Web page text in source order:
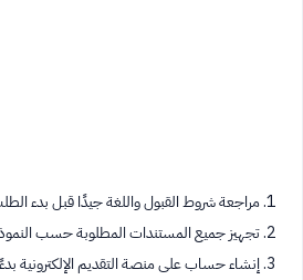
مراجعة شروط القبول واللغة جيدًا قبل بدء
تجهيز جميع المستندات المطلوبة حسب
إنشاء حساب على منصة التقديم الإلكترونية بدءًا من 9